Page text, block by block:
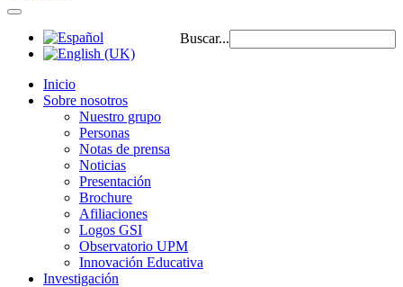
Buscar...
Inicio
Sobre nosotros
Nuestro grupo
Personas
Notas de prensa
Noticias
Presentación
Brochure
Afiliaciones
Logos GSI
Observatorio UPM
Innovación Educativa
Investigación